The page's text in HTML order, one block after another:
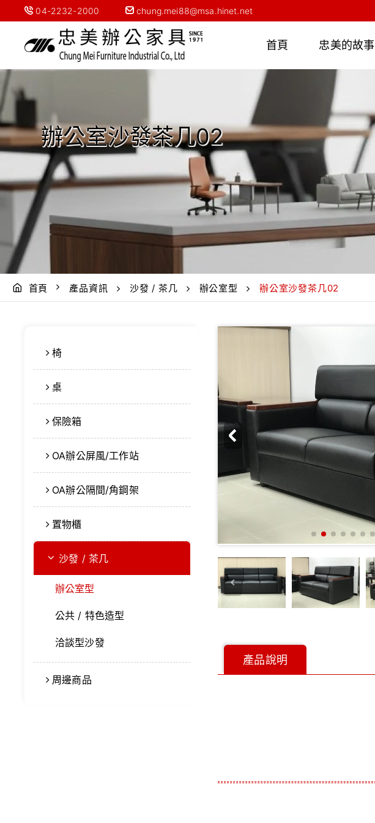
04-2232-2000 chung.mei88@msa.hinet.net
首頁 忠美的故事
辦公室沙發茶几02
首頁 產品資訊 沙發 / 茶几 辦公室型 辦公室沙發茶几02
椅
桌
保險箱
OA辦公屏風/工作站
OA辦公隔間/角鋼架
置物櫃
沙發 / 茶几
辦公室型
公共 / 特色造型
洽談型沙發
周邊商品
產品說明